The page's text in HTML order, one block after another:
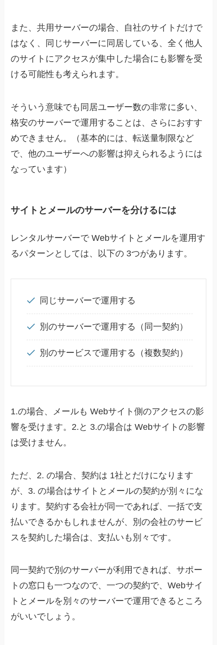
また、共用サーバーの場合、自社のサイトだけで
はなく、同じサーバーに同居している、全く他人
のサイトにアクセスが集中した場合にも影響を受
ける可能性も考えられます。
そういう意味でも同居ユーザー数の非常に多い、
格安のサーバーで運用することは、さらにおすす
めできません。（基本的には、転送量制限など
で、他のユーザーへの影響は抑えられるようには
なっています）
サイトとメールのサーバーを分けるには
レンタルサーバーで Webサイトとメールを運用す
るパターンとしては、以下の 3つがあります。
同じサーバーで運用する
別のサーバーで運用する（同一契約）
別のサービスで運用する（複数契約）
1.の場合、メールも Webサイト側のアクセスの影
響を受けます。2.と 3.の場合は Webサイトの影響
は受けません。
ただ、2. の場合、契約は 1社とだけになります
が、3. の場合はサイトとメールの契約が別々にな
ります。契約する会社が同一であれば、一括で支
払いできるかもしれませんが、別の会社のサービ
スを契約した場合は、支払いも別々です。
同一契約で別のサーバーが利用できれば、サポー
トの窓口も一つなので、一つの契約で、Webサイ
トとメールを別々のサーバーで運用できるところ
がいいでしょう。